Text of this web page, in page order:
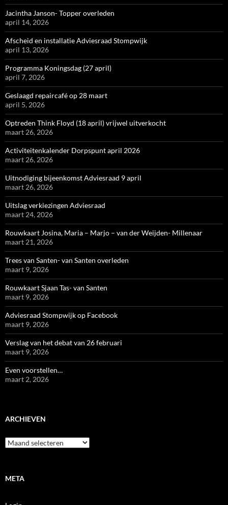
Jacintha Janson- Topper overleden
april 14, 2026
Afscheid en installatie Adviesraad Stompwijk
april 13, 2026
Programma Koningsdag (27 april)
april 7, 2026
Geslaagd repaircafé op 28 maart
april 5, 2026
Optreden Think Floyd (18 april) vrijwel uitverkocht
maart 26, 2026
Activiteitenkalender Dorpspunt april 2026
maart 26, 2026
Uitnodiging bijeenkomst Adviesraad 9 april
maart 26, 2026
Uitslag verkiezingen Adviesraad
maart 24, 2026
Rouwkaart Josina, Maria – Marjo – van der Weijden- Millenaar
maart 21, 2026
Trees van Santen- van Santen overleden
maart 9, 2026
Rouwkaart Sjaan Tas- van Santen
maart 9, 2026
Adviesraad Stompwijk op Facebook
maart 9, 2026
Verslag van het debat van 26 februari
maart 9, 2026
Even voorstellen…
maart 2, 2026
ARCHIEVEN
Archieven
META